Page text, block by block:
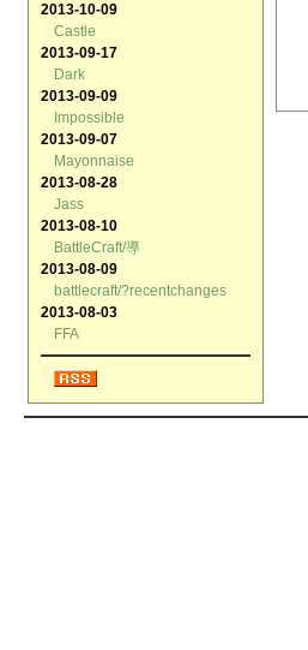
2013-10-09
Castle
2013-09-17
Dark
2013-09-09
Impossible
2013-09-07
Mayonnaise
2013-08-28
Jass
2013-08-10
BattleCraft/導
2013-08-09
battlecraft/?recentchanges
2013-08-03
FFA